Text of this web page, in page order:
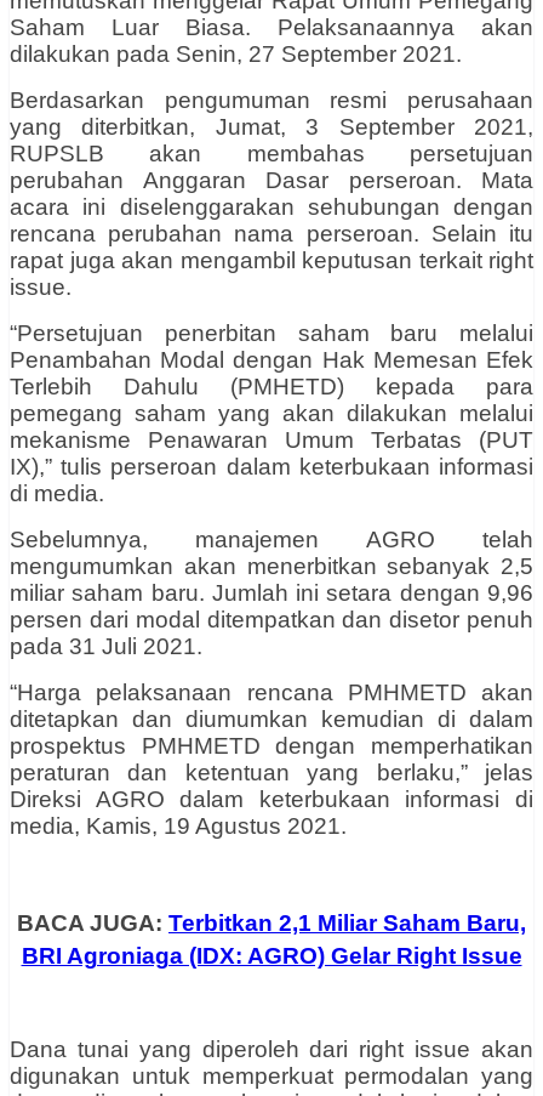
Saham Luar Biasa. Pelaksanaannya akan
dilakukan pada Senin, 27 September 2021.
Berdasarkan pengumuman resmi perusahaan
yang diterbitkan, Jumat, 3 September 2021,
RUPSLB akan membahas persetujuan
perubahan Anggaran Dasar perseroan. Mata
acara ini diselenggarakan sehubungan dengan
rencana perubahan nama perseroan. Selain itu
rapat juga akan mengambil keputusan terkait right
issue.
“Persetujuan penerbitan saham baru melalui
Penambahan Modal dengan Hak Memesan Efek
Terlebih Dahulu (PMHETD) kepada para
pemegang saham yang akan dilakukan melalui
mekanisme Penawaran Umum Terbatas (PUT
IX),” tulis perseroan dalam keterbukaan informasi
di media.
Sebelumnya, manajemen AGRO telah
mengumumkan akan menerbitkan sebanyak 2,5
miliar saham baru. Jumlah ini setara dengan 9,96
persen dari modal ditempatkan dan disetor penuh
pada 31 Juli 2021.
“Harga pelaksanaan rencana PMHMETD akan
ditetapkan dan diumumkan kemudian di dalam
prospektus PMHMETD dengan memperhatikan
peraturan dan ketentuan yang berlaku,” jelas
Direksi AGRO dalam keterbukaan informasi di
media, Kamis, 19 Agustus 2021.
BACA JUGA: Terbitkan 2,1 Miliar Saham Baru,
BRI Agroniaga (IDX: AGRO) Gelar Right Issue
Dana tunai yang diperoleh dari right issue akan
digunakan untuk memperkuat permodalan yang